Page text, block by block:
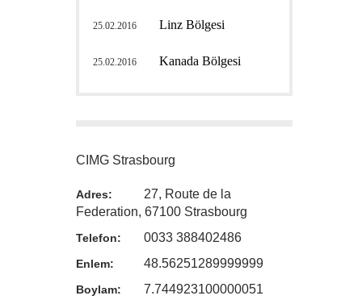
25.02.2016 Linz Bölgesi
25.02.2016 Kanada Bölgesi
CIMG Strasbourg
Adres:
27, Route de la
Federation, 67100 Strasbourg
Telefon: 0033 388402486
Enlem: 48.56251289999999
Boylam: 7.744923100000051